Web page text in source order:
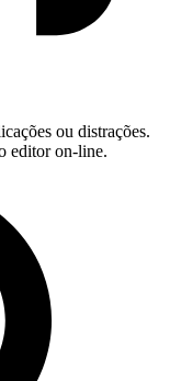
ou distrações.
editor on-line.